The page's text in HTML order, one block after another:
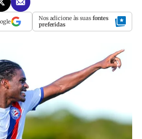
Nos adicione às suas fontes
preferidas